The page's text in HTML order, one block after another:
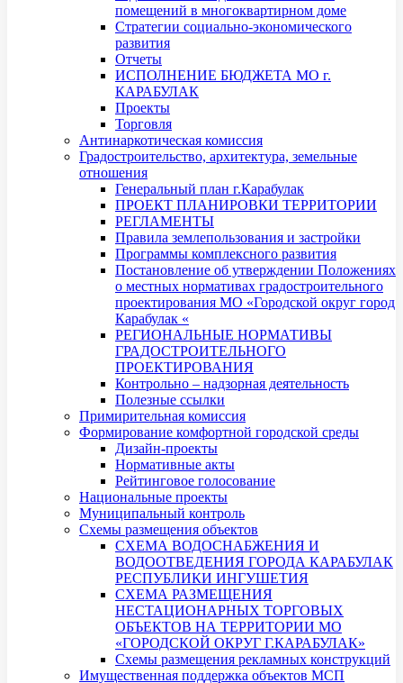
помещений в многоквартирном доме
Стратегии социально-экономического
развития
Отчеты
ИСПОЛНЕНИЕ БЮДЖЕТА МО г.
КАРАБУЛАК
Проекты
Торговля
Антинаркотическая комиссия
Градостроительство, архитектура, земельные
отношения
Генеральный план г.Карабулак
ПРОЕКТ ПЛАНИРОВКИ ТЕРРИТОРИИ
РЕГЛАМЕНТЫ
Правила землепользования и застройки
Программы комплексного развития
Постановление об утверждении Положениях
о местных нормативах градостроительного
проектирования МО «Городской округ город
Карабулак «
РЕГИОНАЛЬНЫЕ НОРМАТИВЫ
ГРАДОСТРОИТЕЛЬНОГО
ПРОЕКТИРОВАНИЯ
Контрольно – надзорная деятельность
Полезные ссылки
Примирительная комиссия
Формирование комфортной городской среды
Дизайн-проекты
Нормативные акты
Рейтинговое голосование
Национальные проекты
Муниципальный контроль
Схемы размещения объектов
СХЕМА ВОДОСНАБЖЕНИЯ И
ВОДООТВЕДЕНИЯ ГОРОДА КАРАБУЛАК
РЕСПУБЛИКИ ИНГУШЕТИЯ
СХЕМА РАЗМЕЩЕНИЯ
НЕСТАЦИОНАРНЫХ ТОРГОВЫХ
ОБЪЕКТОВ НА ТЕРРИТОРИИ МО
«ГОРОДСКОЙ ОКРУГ Г.КАРАБУЛАК»
Схемы размещения рекламных конструкций
Имущественная поддержка объектов МСП